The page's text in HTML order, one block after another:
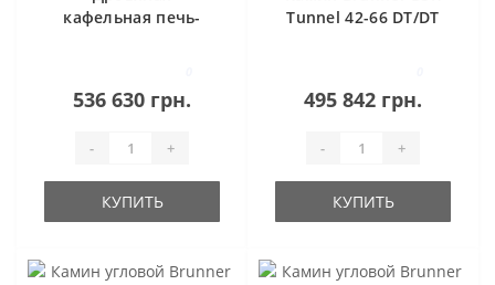
кафельная печь-
536 630 грн.
- +
КУПИТЬ
Tunnel 42-66 DT/DT
495 842 грн.
- +
КУПИТЬ